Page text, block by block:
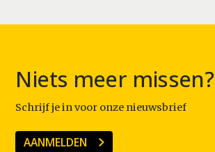
Niets meer missen?
Schrijf je in voor onze nieuwsbrief
AANMELDEN